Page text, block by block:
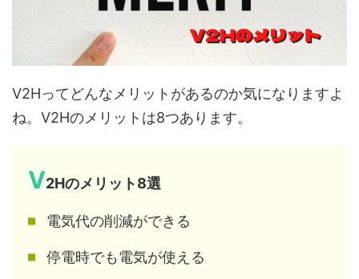
V2Hってどんなメリットがあるのか気になりますよ
ね。V2Hのメリットは8つあります。
V2Hのメリット8選
電気代の削減ができる
停電時でも電気が使える